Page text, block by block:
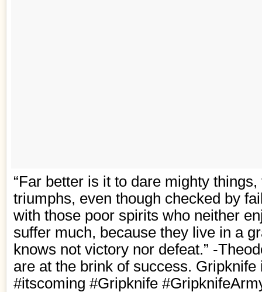
“Far better is it to dare mighty
triumphs, even though checked by
with those poor spirits who neither
suffer much, because they live in a
knows not victory nor defeat.” -
are at the brink of success. Gripknife
#itscoming #Gripknife